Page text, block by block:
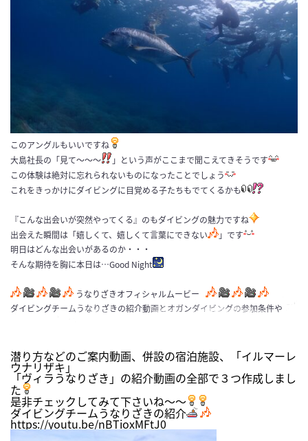
このアングルもいいですね
大島社長の「見て～～～
」という声がここまで聞こえてきそうです
この体験は絶対に忘れられないものになったことでしょう
これをきっかけにダイビングに目覚める子たちもでてくるかも
『こんな出会いが突然やってくる』のもダイビングの魅力ですね
出会えた瞬間は「嬉しくて、嬉しくて言葉にできない
」です
明日はどんな出会いがあるのか・・・
そんな期待を胸に本日は…Good Night
うなりざきオフィシャルムービー
ダイビングチームうなりざきの紹介動画とオガンダイビングの参加条件や
潜り方などのご案内動画、併設の宿泊施設、「イルマーレ
ウナリザキ」
「ヴィラうなりざき」の紹介動画の全部で３つ作成しまし
た
是非チェックしてみて下さいね～～
ダイビングチームうなりざきの紹介
https://youtu.be/nBTioxMFtJ0